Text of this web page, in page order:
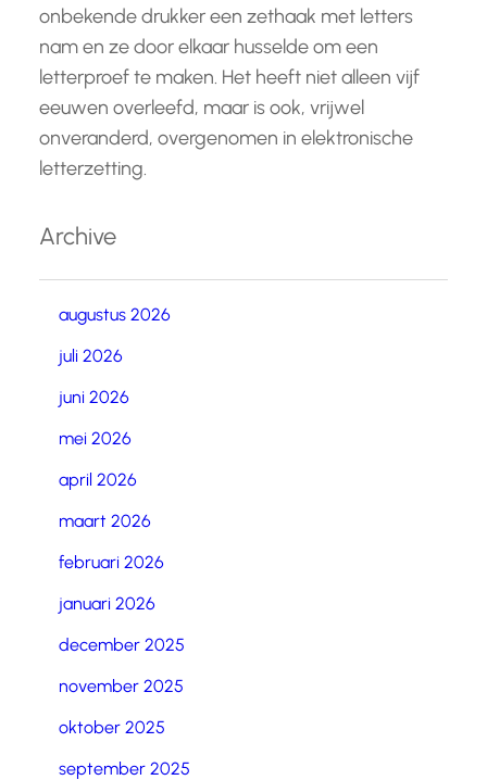
onbekende drukker een zethaak met letters
nam en ze door elkaar husselde om een
letterproef te maken. Het heeft niet alleen vijf
eeuwen overleefd, maar is ook, vrijwel
onveranderd, overgenomen in elektronische
letterzetting.
Archive
augustus 2026
juli 2026
juni 2026
mei 2026
april 2026
maart 2026
februari 2026
januari 2026
december 2025
november 2025
oktober 2025
september 2025